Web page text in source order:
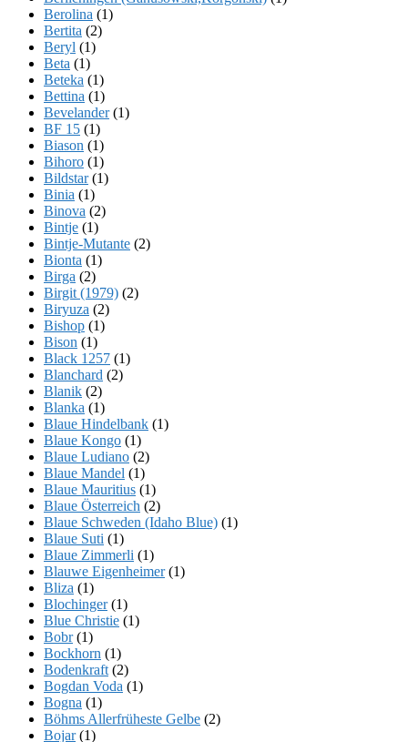
Berolina (1)
Bertita (2)
Beryl (1)
Beta (1)
Beteka (1)
Bettina (1)
Bevelander(1)
BF 15 (1)
Biason (1)
Bihoro (1)
Bildstar(1)
Binia (1)
Binova (2)
Bintje (1)
Bintje-Mutante (2)
Bionta (1)
Birga (2)
Birgit (1979) (2)
Biryuza (2)
Bishop (1)
Bison (1)
Black 1257 (1)
Blanchard (2)
Blanik (2)
Blanka (1)
Blaue Hindelbank (1)
Blaue Kongo (1)
Blaue Ludiano (2)
Blaue Mandel (1)
Blaue Mauritius (1)
Blaue Österreich (2)
Blaue Schweden (Idaho Blue) (1)
Blaue Suti (1)
Blaue Zimmerli (1)
Blauwe Eigenheimer(1)
Bliza (1)
Blochinger(1)
Blue Christie (1)
Bobr(1)
Bockhorn (1)
Bodenkraft (2)
Bogdan Voda (1)
Bogna (1)
Böhms Allerfrüheste Gelbe (2)
Bojar(1)